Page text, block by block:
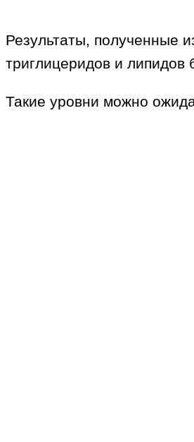
Результаты, полученные
триглицеридов и
Такие уровни можно